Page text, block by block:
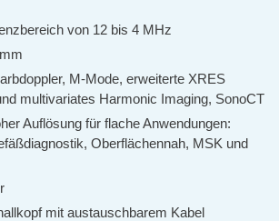
von 12 bis 4 MHz
M-Mode, erweiterte XRES
multivariates Harmonic Imaging, SonoCT
Auflösung für flache Anwendungen:
Oberflächennah, MSK und
mit austauschbarem Kabel